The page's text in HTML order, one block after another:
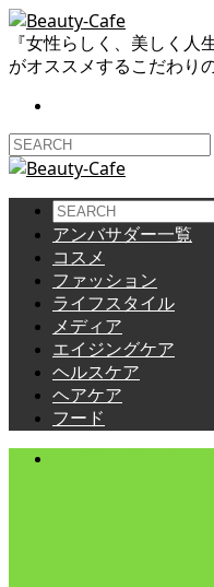
『女性らしく、美しく人
がオススメするこだわり
アンバサダー一覧
コスメ
ファッション
ライフスタイル
メディア
エイジングケア
ヘルスケア
ヘアケア
フード